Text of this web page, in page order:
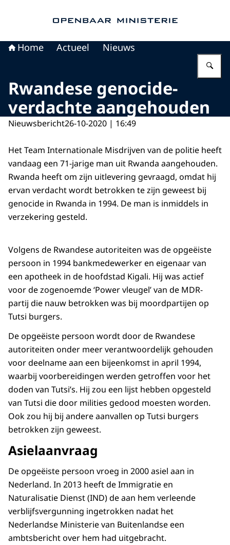
Home Actueel Nieuws
Rwandese genocide-
verdachte aangehouden
Nieuwsbericht26-10-2020 | 16:49
Het Team Internationale Misdrijven van de politie heeft
vandaag een 71-jarige man uit Rwanda aangehouden.
Rwanda heeft om zijn uitlevering gevraagd, omdat hij
ervan verdacht wordt betrokken te zijn geweest bij
genocide in Rwanda in 1994. De man is inmiddels in
verzekering gesteld.
Volgens de Rwandese autoriteiten was de opgeëiste
persoon in 1994 bankmedewerker en eigenaar van
een apotheek in de hoofdstad Kigali. Hij was actief
voor de zogenoemde ‘Power vleugel’ van de MDR-
partij die nauw betrokken was bij moordpartijen op
Tutsi burgers.
De opgeëiste persoon wordt door de Rwandese
autoriteiten onder meer verantwoordelijk gehouden
voor deelname aan een bijeenkomst in april 1994,
waarbij voorbereidingen werden getroffen voor het
doden van Tutsi’s. Hij zou een lijst hebben opgesteld
van Tutsi die door milities gedood moesten worden.
Ook zou hij bij andere aanvallen op Tutsi burgers
betrokken zijn geweest.
Asielaanvraag
De opgeëiste persoon vroeg in 2000 asiel aan in
Nederland. In 2013 heeft de Immigratie en
Naturalisatie Dienst (IND) de aan hem verleende
verblijfsvergunning ingetrokken nadat het
Nederlandse Ministerie van Buitenlandse een
ambtsbericht over hem had uitgebracht.